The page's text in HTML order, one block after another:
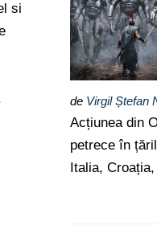
si
de Virgil Ștefan
Acțiunea din
petrece în
Italia,